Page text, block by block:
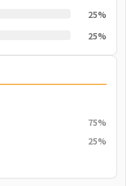
25%
25%
75%
25%